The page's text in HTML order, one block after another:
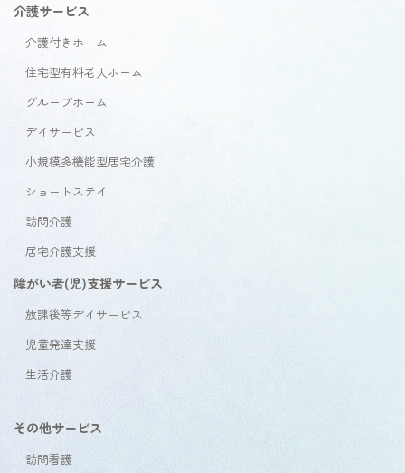
介護サービス
介護付きホーム
住宅型有料老人ホーム
グループホーム
デイサービス
小規模多機能型居宅介護
ショートステイ
訪問介護
居宅介護支援
障がい者(児)支援サービス
放課後等デイサービス
児童発達支援
生活介護
その他サービス
訪問看護